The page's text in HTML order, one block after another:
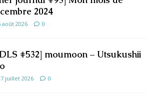
2024
août 2026 0
#532] moumoon – Utsukushii
juillet 2026 0